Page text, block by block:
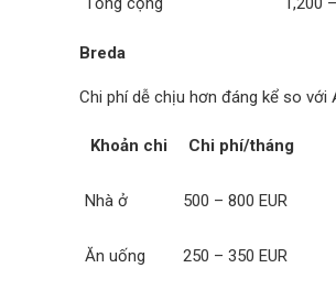
Breda
Chi phí dễ chịu hơn đáng kể so với
Khoản chi Chi phí/tháng
Nhà ở 500 – 800 EUR
Ăn uống 250 – 350 EUR